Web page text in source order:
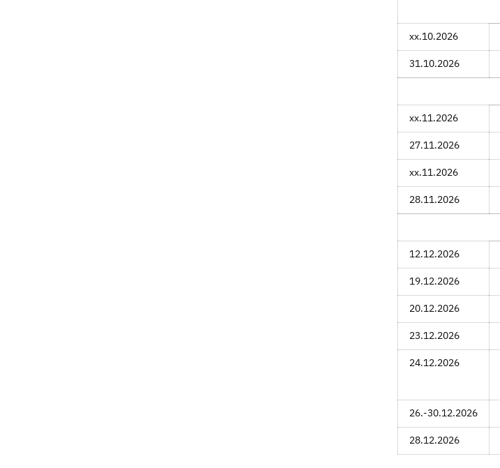
xx.10.2026
31.10.2026
xx.11.2026
27.11.2026
xx.11.2026
28.11.2026
12.12.2026
19.12.2026
20.12.2026
23.12.2026
24.12.2026
26.-30.12.2026
28.12.2026